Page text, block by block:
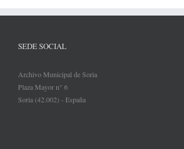
SEDE SOCIAL
Archivo Municipal de Soria
Plaza Mayor n° 6
Soria (42.002) - España